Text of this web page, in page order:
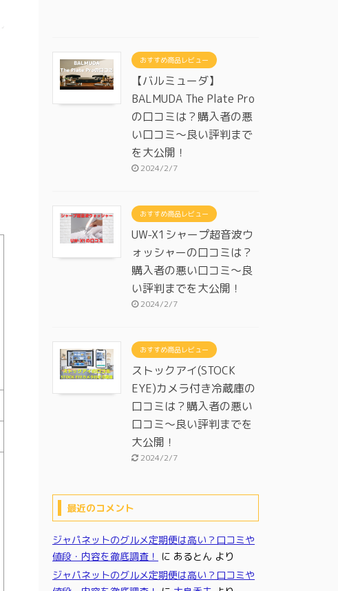
おすすめ商品レビュー
【バルミューダ】
BALMUDA The Plate Pro
の口コミは？購入者の悪
い口コミ～良い評判まで
を大公開！
2024/2/7
おすすめ商品レビュー
UW-X1シャープ超音波ウ
ォッシャーの口コミは？
購入者の悪い口コミ～良
い評判までを大公開！
2024/2/7
おすすめ商品レビュー
ストックアイ(STOCK
EYE)カメラ付き冷蔵庫の
口コミは？購入者の悪い
口コミ～良い評判までを
大公開！
2024/2/7
最近のコメント
ジャパネットのグルメ定期便は高い？口コミや
値段・内容を徹底調査！
に あるとん より
ジャパネットのグルメ定期便は高い？口コミや